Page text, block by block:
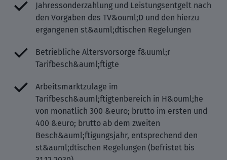
Jahressonderzahlung und Leistungsentgelt nach
den Vorgaben des TV&ouml;D und den hierzu
ergangenen st&auml;dtischen Regelungen
Betriebliche Altersvorsorge f&uuml;r
Tarifbesch&auml;ftigte
Arbeitsmarktzulage im
Tarifbesch&auml;ftigtenbereich in H&ouml;he
von monatlich 300 &euro; brutto im ersten und
400 &euro; brutto ab dem zweiten
Besch&auml;ftigungsjahr, entsprechend den
st&auml;dtischen Regelungen (befristet bis